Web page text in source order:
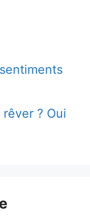
? Oui